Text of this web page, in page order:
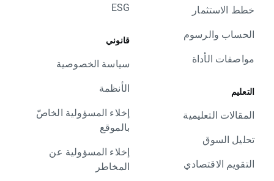
خطط الاستثمار
الحساب والرسوم
مواصفات الأداة
التعليم
المقالات التعليمية
تحليل السوق
التقويم الاقتصادي
ESG
قانوني
سياسة الخصوصية
الأنظمة
إخلاء المسؤولية الخاصّ
بالموقع
إخلاء المسؤولية عن
المخاطر